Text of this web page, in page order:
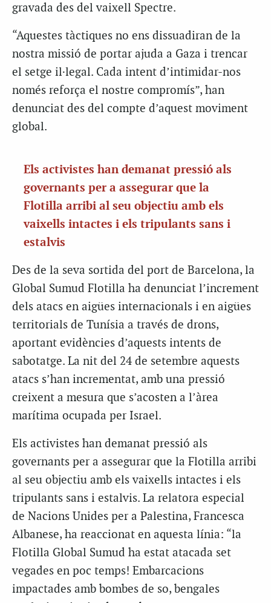
gravada des del vaixell Spectre.
“Aquestes tàctiques no ens dissuadiran de la
nostra missió de portar ajuda a Gaza i trencar
el setge il·legal. Cada intent d’intimidar-nos
només reforça el nostre compromís”, han
denunciat des del compte d’aquest moviment
global.
Els activistes han demanat pressió als
governants per a assegurar que la
Flotilla arribi al seu objectiu amb els
vaixells intactes i els tripulants sans i
estalvis
Des de la seva sortida del port de Barcelona, la
Global Sumud Flotilla ha denunciat l’increment
dels atacs en aigües internacionals i en aigües
territorials de Tunísia a través de drons,
aportant evidències d’aquests intents de
sabotatge. La nit del 24 de setembre aquests
atacs s’han incrementat, amb una pressió
creixent a mesura que s’acosten a l’àrea
marítima ocupada per Israel.
Els activistes han demanat pressió als
governants per a assegurar que la Flotilla arribi
al seu objectiu amb els vaixells intactes i els
tripulants sans i estalvis. La relatora especial
de Nacions Unides per a Palestina, Francesca
Albanese, ha reaccionat en aquesta línia: “la
Flotilla Global Sumud ha estat atacada set
vegades en poc temps! Embarcacions
impactades amb bombes de so, bengales